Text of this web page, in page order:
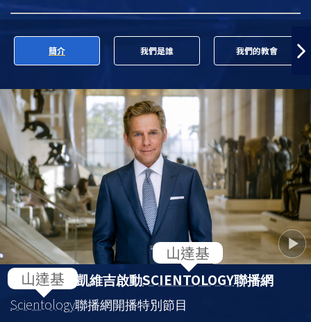
簡介 我們是誰 我們的教會
大衛．密斯凱維吉啟動SCIENTOLOGY聯播網
Scientology聯播網開播特別節目